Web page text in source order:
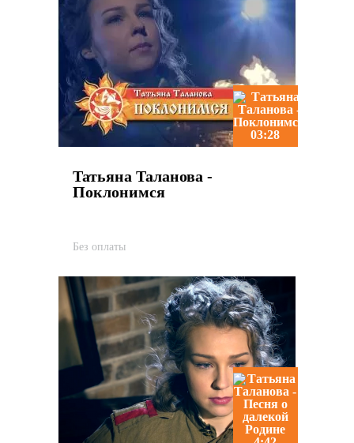
03:28
Татьяна Таланова -
Поклонимся
Без оплаты